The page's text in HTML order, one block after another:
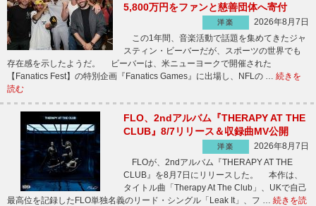
5,800万円をファンと慈善団体へ寄付
洋楽
2026年8月7日
この1年間、音楽活動で話題を集めてきたジャ
スティン・ビーバーだが、スポーツの世界でも
存在感を示したようだ。 ビーバーは、米ニューヨークで開催された
【Fanatics Fest】の特別企画『Fanatics Games』に出場し、NFLの … 続きを
読む
FLO、2ndアルバム『THERAPY AT THE
CLUB』8/7リリース＆収録曲MV公開
洋楽
2026年8月7日
FLOが、2ndアルバム『THERAPY AT THE
CLUB』を8月7日にリリースした。 本作は、
タイトル曲「Therapy At The Club」、UKで自己
最高位を記録したFLO単独名義のリード・シングル「Leak It」、フ … 続きを読